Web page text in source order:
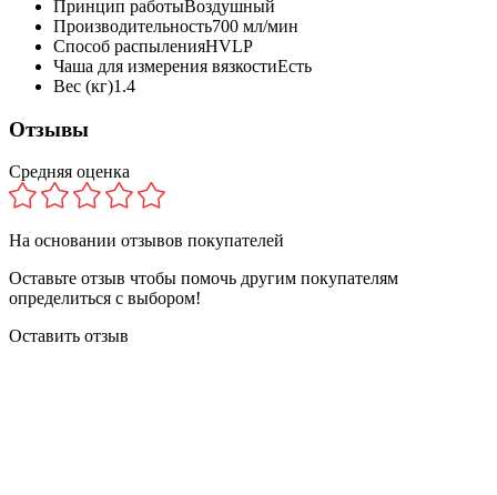
Принцип работыВоздушный
Производительность700 мл/мин
Способ распыленияHVLP
Чаша для измерения вязкостиЕсть
Вес (кг)1.4
Отзывы
Средняя оценка
На основании отзывов покупателей
Оставьте отзыв чтобы помочь другим покупателям
определиться с выбором!
Оставить отзыв